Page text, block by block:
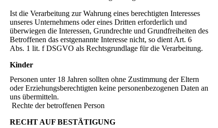
Ist die Verarbeitung zur Wahrung eines berechtigten Interesses
unseres Unternehmens oder eines Dritten erforderlich und
überwiegen die Interessen, Grundrechte und Grundfreiheiten des
Betroffenen das erstgenannte Interesse nicht, so dient Art. 6
Abs. 1 lit. f DSGVO als Rechtsgrundlage für die Verarbeitung.
Kinder
Personen unter 18 Jahren sollten ohne Zustimmung der Eltern
oder Erziehungsberechtigten keine personenbezogenen Daten an
uns übermitteln.
Rechte der betroffenen Person
RECHT AUF BESTÄTIGUNG